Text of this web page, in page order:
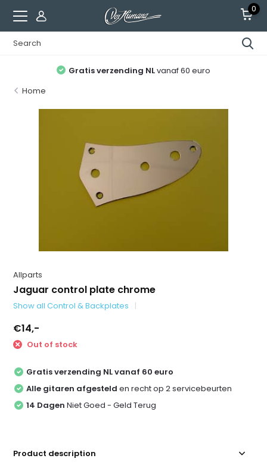
0
Gratis verzending NLvanaf 60 euro
Home
Allparts
Jaguar control plate chrome
Show all Control & Backplates
€14,-
Out of stock
Gratis verzending NL vanaf 60 euro
Alle gitaren afgesteld en recht op 2 servicebeurten
14 Dagen Niet Goed - Geld Terug
Product description